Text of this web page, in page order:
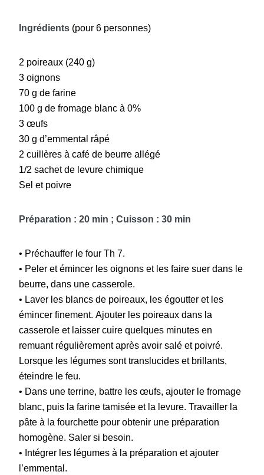
Ingrédients (pour 6 personnes)
2 poireaux (240 g)
3 oignons
70 g de farine
100 g de fromage blanc à 0%
3 œufs
30 g d’emmental râpé
2 cuillères à café de beurre allégé
1/2 sachet de levure chimique
Sel et poivre
Préparation : 20 min ; Cuisson : 30 min
• Préchauffer le four Th 7.
• Peler et émincer les oignons et les faire suer dans le
beurre, dans une casserole.
• Laver les blancs de poireaux, les égoutter et les
émincer finement. Ajouter les poireaux dans la
casserole et laisser cuire quelques minutes en
remuant régulièrement après avoir salé et poivré.
Lorsque les légumes sont translucides et brillants,
éteindre le feu.
• Dans une terrine, battre les œufs, ajouter le fromage
blanc, puis la farine tamisée et la levure. Travailler la
pâte à la fourchette pour obtenir une préparation
homogène. Saler si besoin.
• Intégrer les légumes à la préparation et ajouter
l’emmental.